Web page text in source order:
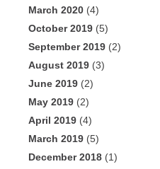
March 2020 (4)
October 2019 (5)
September 2019 (2)
August 2019 (3)
June 2019 (2)
May 2019 (2)
April 2019 (4)
March 2019 (5)
December 2018 (1)